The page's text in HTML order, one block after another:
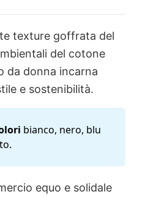
texture goffrata del
del cotone
da donna incarna
e sostenibilità.
bianco, nero, blu
equo e solidale